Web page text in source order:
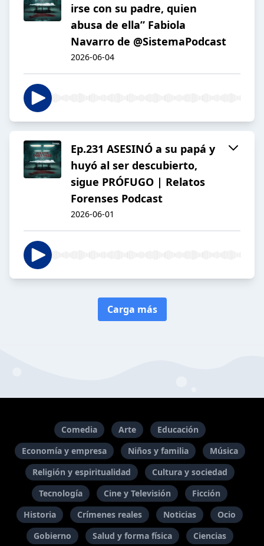
irse con su padre, quien
abusa de ella” Fabiola
Navarro de @SistemaPodcast
2026-06-04
Ep.231 ASESINÓ a su papá y
huyó al ser descubierto,
sigue PRÓFUGO | Relatos
Forenses Podcast
2026-06-01
Carga más
Comedia Arte
Educación
Economía y empresa
Niños y familia
Música
Religión y espiritualidad
Cultura y sociedad
Tecnología
Cine y Televisión
Ficción
Historia
Crímenes reales Noticias
Ocio
Gobierno
Salud y forma física Ciencias